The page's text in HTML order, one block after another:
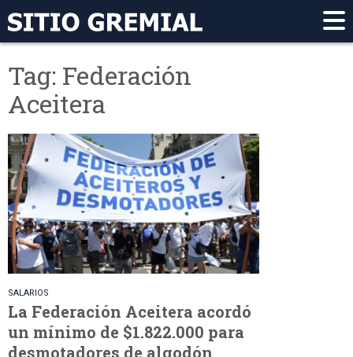
Tag: Federación
Aceitera
SALARIOS
La Federación Aceitera acordó
un mínimo de $1.822.000 para
desmotadores de algodón